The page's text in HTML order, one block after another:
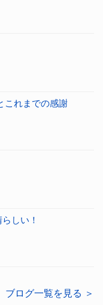
これまでの感謝
しい！
ブログ一覧を見る ＞